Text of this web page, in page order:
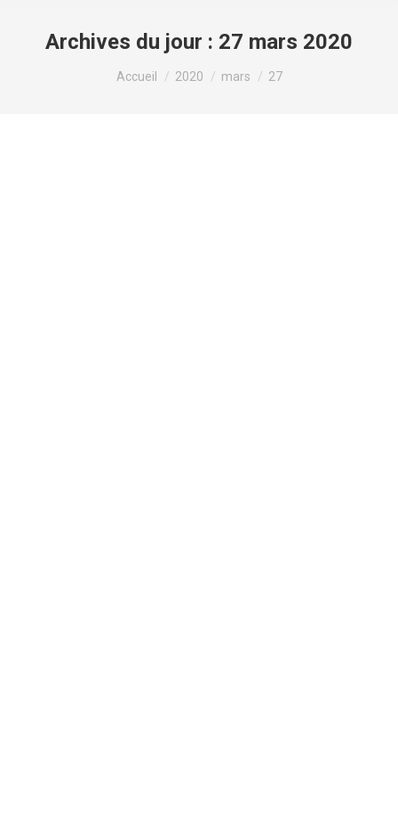
Archives du jour : 27 mars 2020
Accueil 2020 mars 27